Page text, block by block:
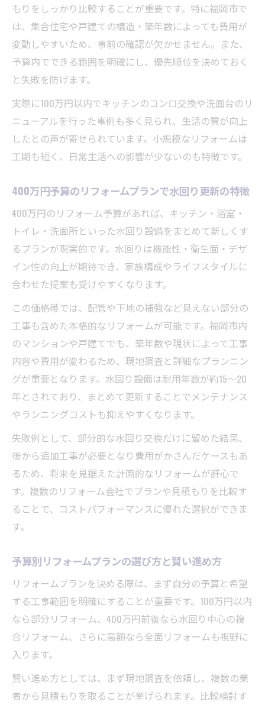
もりをしっかり比較することが重要です。特に福岡市で
は、集合住宅や戸建ての構造・築年数によっても費用が
変動しやすいため、事前の確認が欠かせません。また、
予算内でできる範囲を明確にし、優先順位を決めておく
と失敗を防げます。
実際に100万円以内でキッチンのコンロ交換や洗面台のリ
ニューアルを行った事例も多く見られ、生活の質が向上
したとの声が寄せられています。小規模なリフォームは
工期も短く、日常生活への影響が少ないのも特徴です。
400万円予算のリフォームプランで水回り更新の特徴
400万円のリフォーム予算があれば、キッチン・浴室・
トイレ・洗面所といった水回り設備をまとめて新しくす
るプランが現実的です。水回りは機能性・衛生面・デザ
イン性の向上が期待でき、家族構成やライフスタイルに
合わせた提案も受けやすくなります。
この価格帯では、配管や下地の補強など見えない部分の
工事も含めた本格的なリフォームが可能です。福岡市内
のマンションや戸建てでも、築年数や現状によって工事
内容や費用が変わるため、現地調査と詳細なプランニン
グが重要となります。水回り設備は耐用年数が約15～20
年とされており、まとめて更新することでメンテナンス
やランニングコストも抑えやすくなります。
失敗例として、部分的な水回り交換だけに留めた結果、
後から追加工事が必要となり費用がかさんだケースもあ
るため、将来を見据えた計画的なリフォームが肝心で
す。複数のリフォーム会社でプランや見積もりを比較す
ることで、コストパフォーマンスに優れた選択ができま
す。
予算別リフォームプランの選び方と賢い進め方
リフォームプランを決める際は、まず自分の予算と希望
する工事範囲を明確にすることが重要です。100万円以内
なら部分リフォーム、400万円前後なら水回り中心の複
合リフォーム、さらに高額なら全面リフォームも視野に
入ります。
賢い進め方としては、まず現地調査を依頼し、複数の業
者から見積もりを取ることが挙げられます。比較検討す